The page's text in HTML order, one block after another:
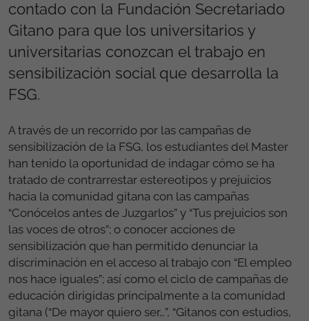
contado con la Fundación Secretariado
Gitano para que los universitarios y
universitarias conozcan el trabajo en
sensibilización social que desarrolla la
FSG.
A través de un recorrido por las campañas de
sensibilización de la FSG, los estudiantes del Master
han tenido la oportunidad de indagar cómo se ha
tratado de contrarrestar estereotipos y prejuicios
hacia la comunidad gitana con las campañas
“Conócelos antes de Juzgarlos” y “Tus prejuicios son
las voces de otros”; o conocer acciones de
sensibilización que han permitido denunciar la
discriminación en el acceso al trabajo con “El empleo
nos hace iguales”; así como el ciclo de campañas de
educación dirigidas principalmente a la comunidad
gitana (“De mayor quiero ser…”, “Gitanos con estudios,